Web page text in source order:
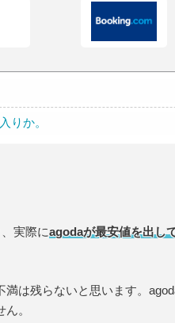
りか。
実際にagodaが最安値を出し
は残らないと思います。
。